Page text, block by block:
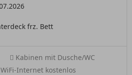
frz. Bett
Kabinen mit Dusche/WC
WiFi-Internet kostenlos